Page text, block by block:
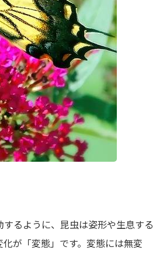
るように、昆虫は姿形や生息する
が「変態」です。変態には無変